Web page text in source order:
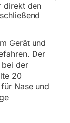
direkt den
Gerät und
Der
bei der
20
Nase und